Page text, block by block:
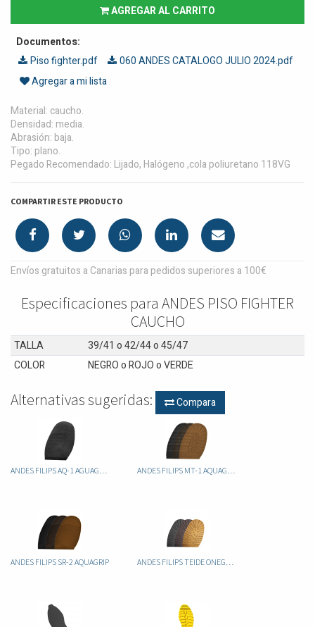
AGREGAR AL CARRITO
Documentos:
Piso fighter.pdf
060 ANDES CATALOGO JULIO 2024.pdf
Agregar a mi lista
Material: caucho.
Densidad: media.
Abrasión: baja.
Tipo: plano.
Pegado Recomendado: Lijado, Halógeno ,cola poliuretano 118VG
COMPARTIR ESTE PRODUCTO
Envíos gratuitos a Canarias para pedidos superiores a 100€
Especificaciones para ANDES PISO FIGHTER
CAUCHO
TALLA 39/41 o42/44o45/47
COLOR
NEGROoROJOoVERDE
Alternativas sugeridas: Compara
ANDES FILIPS AQ-1 AGUAGRIP ANDES FILIPS MT-1 AQUAGRIP
ANDES FILIPS SR-2 AQUAGRIP ANDES FILIPS TEIDE ONEGRIP